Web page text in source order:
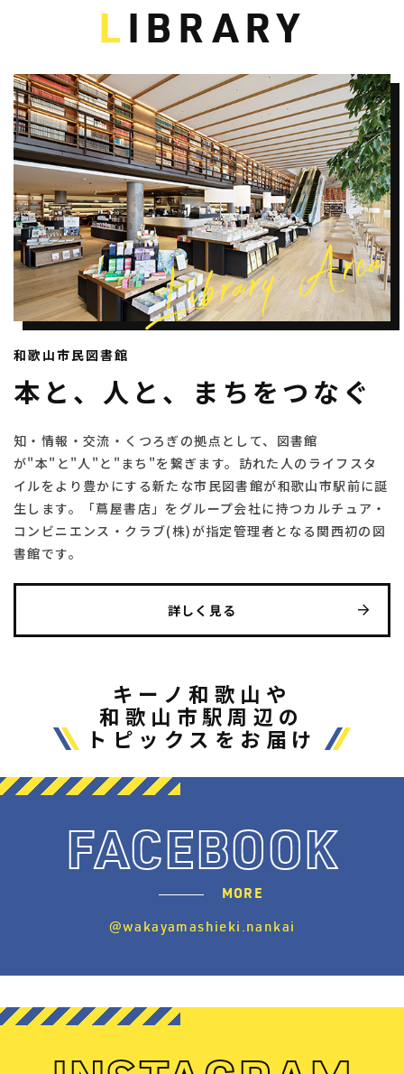
L IBRARY
和歌山市民図書館
本と、人と、まちをつなぐ
知・情報・交流・くつろぎの拠点として、図書館
が"本"と"人"と"まち"を繋ぎます。訪れた人のライフスタ
イルをより豊かにする新たな市民図書館が和歌山市駅前に誕
生します。「蔦屋書店」をグループ会社に持つカルチュア・
コンビニエンス・クラブ(株)が指定管理者となる関西初の図
書館です。
詳しく見る
キーノ和歌山や
和歌山市駅周辺の
トピックスをお届け
FACEBOOK
MORE
@wakayamashieki.nankai